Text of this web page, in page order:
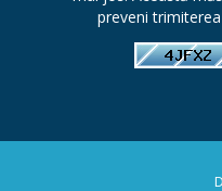
preveni